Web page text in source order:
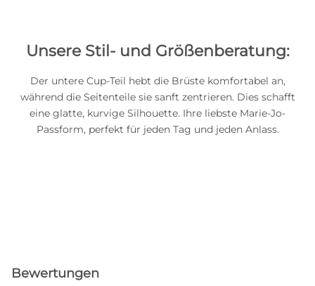
Unsere Stil- und Größenberatung:
Der untere Cup-Teil hebt die Brüste komfortabel an,
während die Seitenteile sie sanft zentrieren. Dies schafft
eine glatte, kurvige Silhouette. Ihre liebste Marie-Jo-
Passform, perfekt für jeden Tag und jeden Anlass.
Bewertungen